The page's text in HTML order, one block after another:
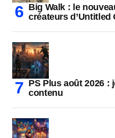
Big Walk : le
créateurs d’Untitled
PS Plus août 2026 :
contenu